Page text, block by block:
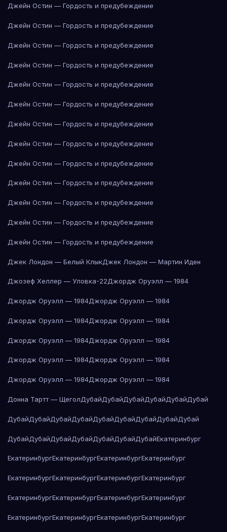
Джейн Остин — Гордость и предубеждение
Джейн Остин — Гордость и предубеждение
Джейн Остин — Гордость и предубеждение
Джейн Остин — Гордость и предубеждение
Джейн Остин — Гордость и предубеждение
Джейн Остин — Гордость и предубеждение
Джейн Остин — Гордость и предубеждение
Джейн Остин — Гордость и предубеждение
Джейн Остин — Гордость и предубеждение
Джейн Остин — Гордость и предубеждение
Джейн Остин — Гордость и предубеждение
Джейн Остин — Гордость и предубеждение
Джейн Остин — Гордость и предубеждение
Джек Лондон — Белый КлыкДжек Лондон — Мартин Иден
Джозеф Хеллер — Уловка-22Джордж Оруэлл — 1984
Джордж Оруэлл — 1984Джордж Оруэлл — 1984
Джордж Оруэлл — 1984Джордж Оруэлл — 1984
Джордж Оруэлл — 1984Джордж Оруэлл — 1984
Джордж Оруэлл — 1984Джордж Оруэлл — 1984
Джордж Оруэлл — 1984Джордж Оруэлл — 1984
Донна Тартт — ЩеголДубайДубайДубайДубайДубайДубай
ДубайДубайДубайДубайДубайДубайДубайДубайДубай
ДубайДубайДубайДубайДубайДубайДубайЕкатеринбург
ЕкатеринбургЕкатеринбургЕкатеринбургЕкатеринбург
ЕкатеринбургЕкатеринбургЕкатеринбургЕкатеринбург
ЕкатеринбургЕкатеринбургЕкатеринбургЕкатеринбург
ЕкатеринбургЕкатеринбургЕкатеринбургЕкатеринбург